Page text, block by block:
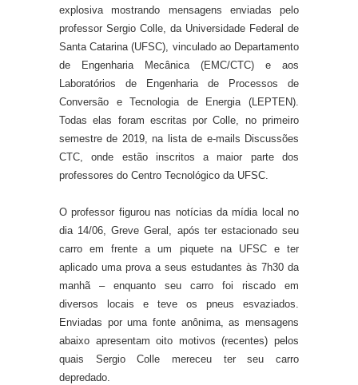
explosiva mostrando mensagens enviadas pelo
professor Sergio Colle, da Universidade Federal de
Santa Catarina (UFSC), vinculado ao Departamento
de Engenharia Mecânica (EMC/CTC) e aos
Laboratórios de Engenharia de Processos de
Conversão e Tecnologia de Energia (LEPTEN).
Todas elas foram escritas por Colle, no primeiro
semestre de 2019, na lista de e-mails Discussões
CTC, onde estão inscritos a maior parte dos
professores do Centro Tecnológico da UFSC.
O professor figurou nas notícias da mídia local no
dia 14/06, Greve Geral, após ter estacionado seu
carro em frente a um piquete na UFSC e ter
aplicado uma prova a seus estudantes às 7h30 da
manhã – enquanto seu carro foi riscado em
diversos locais e teve os pneus esvaziados.
Enviadas por uma fonte anônima, as mensagens
abaixo apresentam oito motivos (recentes) pelos
quais Sergio Colle mereceu ter seu carro
depredado.